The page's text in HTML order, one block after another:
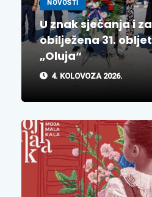
NOVOSTI
U znak sjećanja i
obilježena 31.
„Oluja“
4. KOLOVOZA 2026.